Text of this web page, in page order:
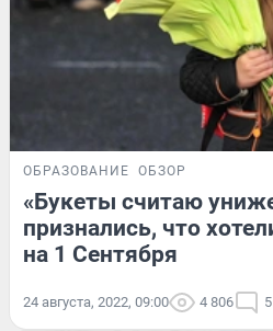
ОБРАЗОВАНИЕ ОБЗОР
«Букеты считаю
признались, что
на 1 Сентября
24 августа, 2022, 09:00 4 806 5